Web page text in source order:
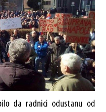
da radnici odustanu od